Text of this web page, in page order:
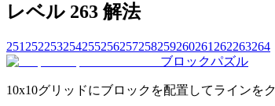
レベル 263 解法
251 252253254255256257258259260261 262263264
ブロックパズル
10x10グリッドにブロックを配置してラインを